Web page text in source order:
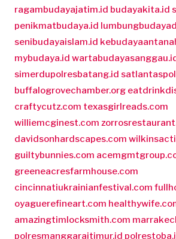
ragambudayajatim.id budayakita.id
penikmatbudaya.id
senibudayaislam.id
mybudaya.id
simerdupolresbatang.id
buffalogrovechamber.org
craftycutz.com texasgirlreads.com
williemcginest.com
davidsonhardscapes.com
guiltybunnies.com
greeneacresfarmhouse.com
cincinnatiukrainianfestival.com
oyaguerefineart.com
amazingtimlocksmith.com
polresmanggaraitimur.id